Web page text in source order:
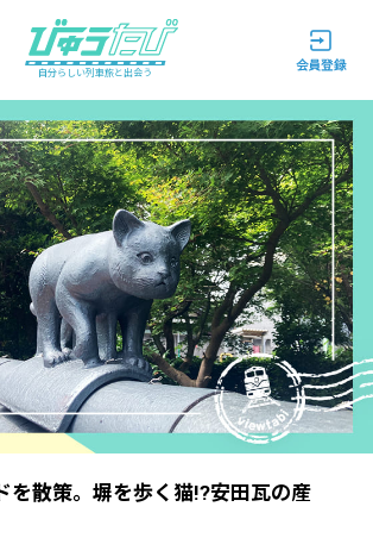
自分らしい列車旅と出会う
を散策。塀を歩く猫!?安田瓦の産